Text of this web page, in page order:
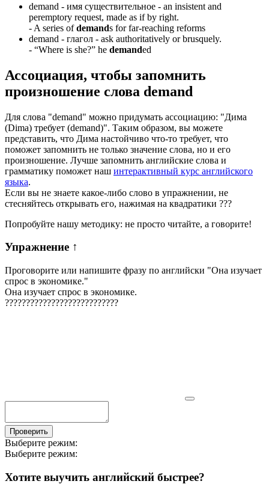
demand - имя существительное - an insistent and
peremptory request, made as if by right.
- A series ofdemands for far-reaching reforms
demand - глагол - ask authoritatively or brusquely.
- “Where is she?” he demanded
Ассоциация, чтобы запомнить
произношение слова demand
Для слова "demand" можно придумать ассоциацию: "Дима
(Dima) требует (demand)". Таким образом, вы можете
представить, что Дима настойчиво что-то требует, что
поможет запомнить не только значение слова, но и его
произношение. Лучше запомнить английские слова и
грамматику поможет наш интерактивный курс английского
языка.
Если вы не знаете какое-либо слово в упражнении, не
стесняйтесь открывать его, нажимая на квадратики ???
Попробуйте нашу методику: не просто читайте, а говорите!
Упражнение ↑
Проговорите или напишите фразу по английски "Она изучает
спрос в экономике."
Она изучает спрос в экономике.
???????????????????????????
Проверить
Выберите режим:
Выберите режим:
Хотите выучить английский быстрее?